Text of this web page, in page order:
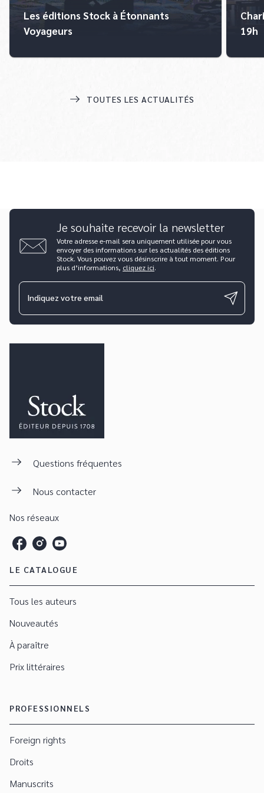
Les éditions Stock à Étonnants
Voyageurs
19h
TOUTES LES ACTUALITÉS
Je souhaite recevoir la newsletter
Votre adresse e-mail sera uniquement utilisée pour vous
envoyer des informations sur les actualités des éditions
Stock. Vous pouvez vous désinscrire à tout moment. Pour
plus d’informations, cliquez ici.
Indiquez votre email
Questions fréquentes
Nous contacter
Nos réseaux
LE CATALOGUE
Tous les auteurs
Nouveautés
À paraître
Prix littéraires
PROFESSIONNELS
Foreign rights
Droits
Manuscrits